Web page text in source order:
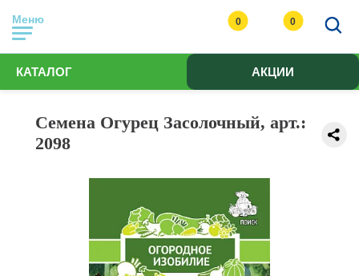
Меню 0 0
КАТАЛОГ АКЦИИ
Семена Огурец Засолочный, арт.:
2098